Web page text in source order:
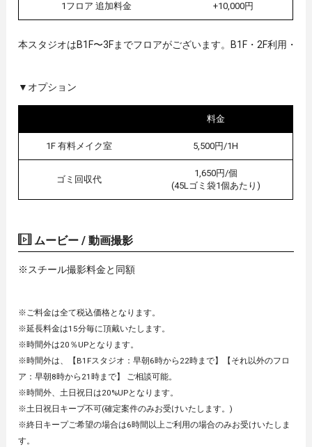
1フロア 追加料金 +10,000円
本スタジオはB1F〜3Fまでフロアがございます。B1F・2F利用・
▼オプション
料金
1F 有料メイク室 5,500円/1H
ゴミ回収代
1,650円/個
(45Lゴミ袋1個あたり)
ムービー / 動画撮影
※スチール撮影料金と同額
※ご料金は全て税込価格となります。
※延長料金は15分毎に頂戴いたします。
※時間外は20％UPとなります。
※時間外は、【B1Fスタジオ：早朝6時から22時まで】【それ以外のフロ
ア：早朝8時から21時まで】 ご相談可能。
※時間外、土日祝日は20%UPとなります。
※土日祝日キープ不可(確定案件のみお受けいたします。)
※終日キープご希望の場合は6時間以上ご利用の場合のみお受けいたしま
す。